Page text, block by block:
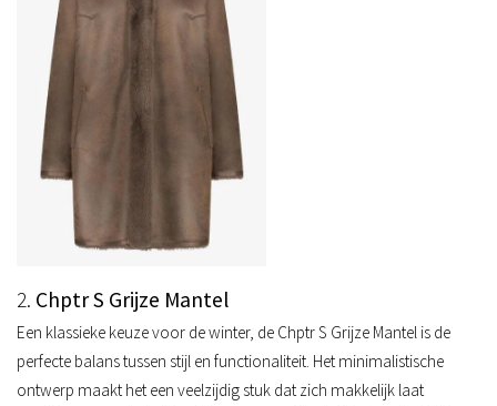
2. Chptr S Grijze Mantel
Een klassieke keuze voor de winter, de Chptr S Grijze Mantel is de
perfecte balans tussen stijl en functionaliteit. Het minimalistische
ontwerp maakt het een veelzijdig stuk dat zich makkelijk laat